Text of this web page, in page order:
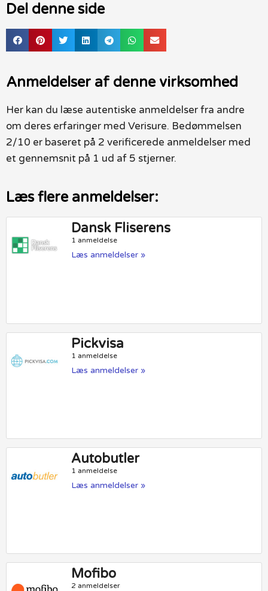
Del denne side
Anmeldelser af denne virksomhed
Her kan du læse autentiske anmeldelser fra andre
om deres erfaringer med Verisure. Bedømmelsen
2/10 er baseret på 2 verificerede anmeldelser med
et gennemsnit på 1 ud af 5 stjerner.
Læs flere anmeldelser:
Dansk Fliserens
1 anmeldelse
Læs anmeldelser »
Pickvisa
1 anmeldelse
Læs anmeldelser »
Autobutler
1 anmeldelse
Læs anmeldelser »
Mofibo
2 anmeldelser